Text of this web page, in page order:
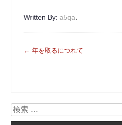
Written By:a5qa.
投
ー
シ
← 年を取るにつれて
検
索